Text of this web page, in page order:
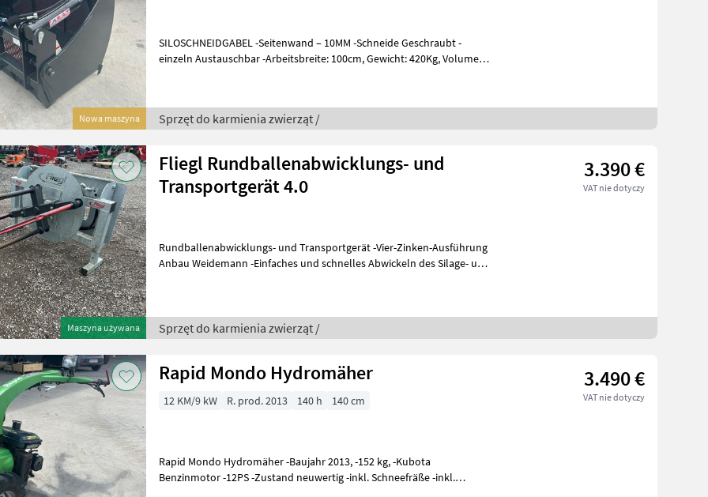
Nowa maszyna
SILOSCHNEIDGABEL -Seitenwand – 10MM -Schneide Geschraubt -
einzeln Austauschbar -Arbeitsbreite: 100cm, Gewicht: 420Kg, Volumen:
Sprzęt do karmienia zwierząt /
Maszyna używana
Fliegl Rundballenabwicklungs- und
Transportgerät 4.0
3.390 €
VAT nie dotyczy
Rundballenabwicklungs- und Transportgerät -Vier-Zinken-Ausführung
Anbau Weidemann -Einfaches und schnelles Abwickeln des Silage- und
Sprzęt do karmienia zwierząt /
Rapid Mondo Hydromäher 3.490 €
VAT nie dotyczy
12 KM/9 kW R. prod. 2013 140 h 140 cm
Rapid Mondo Hydromäher -Baujahr 2013, -152 kg, -Kubota
Benzinmotor -12PS -Zustand neuwertig -inkl. Schneefräße -inkl.